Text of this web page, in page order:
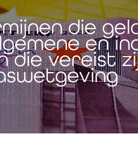
die
en
die vereist